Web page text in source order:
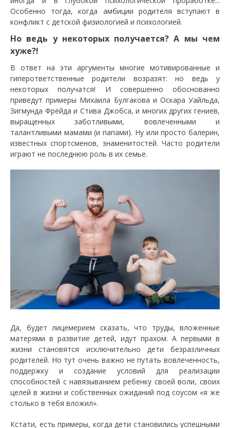
Особенно тогда, когда амбиции родителя вступают в
конфликт с детской физиологией и психологией.
Но ведь у некоторых получается? А мы чем
хуже?!
В ответ на эти аргументы многие мотивированные и
гиперответственные родители возразят: но ведь у
некоторых получатся! И совершенно обоснованно
приведут примеры Михаила Булгакова и Оскара Уайльда,
Зигмунда Фрейда и Стива Джобса, и многих других гениев,
выращенных заботливыми, вовлеченными и
талантливыми мамами (и папами). Ну или просто балерин,
известных спортсменов, знаменитостей. Часто родители
играют не последнюю роль в их семье.
Да, будет лицемерием сказать, что труды, вложенные
матерями в развитие детей, идут прахом. А первыми в
жизни становятся исключительно дети безразличных
родителей. Но тут очень важно не путать вовлеченность,
поддержку и создание условий для реализации
способностей с навязыванием ребенку своей воли, своих
целей в жизни и собственных ожиданий под соусом «я же
столько в тебя вложил».
Кстати, есть примеры, когда дети становились успешными